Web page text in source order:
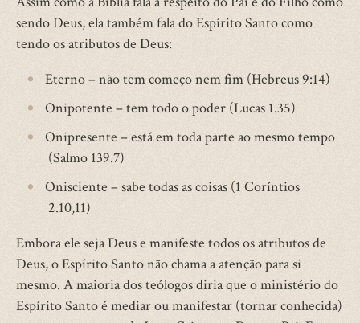
sendo Deus, ela também fala do Espírito Santo como
tendo os atributos de Deus:
Eterno – não tem começo nem fim (Hebreus 9:14)
Onipotente – tem todo o poder (Lucas 1.35)
Onipresente – está em toda parte ao mesmo tempo
(Salmo 139.7)
Onisciente – sabe todas as coisas (1 Coríntios
2.10,11)
Embora ele seja Deus e manifeste todos os atributos de
Deus, o Espírito Santo não chama a atenção para si
mesmo. A maioria dos teólogos diria que o ministério do
Espírito Santo é mediar ou manifestar (tornar conhecida)